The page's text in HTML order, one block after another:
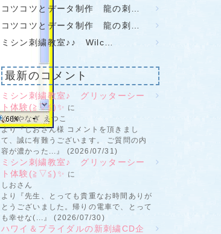
コツコツとデータ制作 龍の刺…
コツコツとデータ制作 龍の刺…
ミシン刺繍教室♪♪ Wilc…
最新のコメント
ミシン刺繍教室♪ グリッターシー
ト体験(≧▽≦)✨ に
くろやなぎ えつこ
より『しおさん様 コメントを頂きまし
て、誠に有難うございます。 ご質問の内
容が濃かった...』 (2026/07/31)
ミシン刺繍教室♪ グリッターシー
ト体験(≧▽≦)✨ に
しおさん
より『先生、とっても貴重なお時間ありが
とうございました。帰りの電車で、とって
も幸せな(...』 (2026/07/30)
ハワイ＆ブライダルの新刺繍CD企